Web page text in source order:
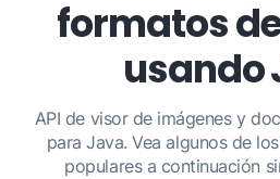
formatos
usando
API de visor de imágenes y
para Java. Vea algunos de
populares a continuación